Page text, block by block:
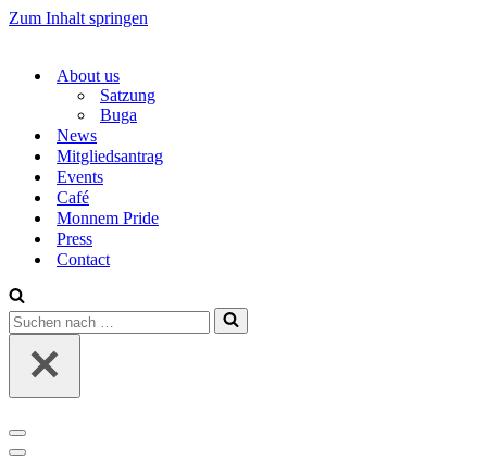
Zum Inhalt springen
About us
Satzung
Buga
News
Mitgliedsantrag
Events
Café
Monnem Pride
Press
Contact
Suchen
nach …
Navigations-
Menü
Navigations-